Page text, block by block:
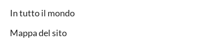
In tutto il mondo
Mappa del sito